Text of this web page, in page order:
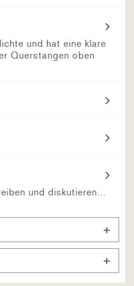
und hat eine klare
Querstangen oben
und diskutieren...